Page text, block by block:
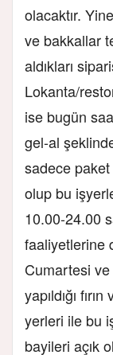
olacaktır.
ve bakkallar
aldıkları
Lokanta/
ise bugün
gel-al
sadece
olup bu
10.00-24.00
faaliyetlerine
Cumartesi
yapıldığı
yerleri ile bu
bayileri açık